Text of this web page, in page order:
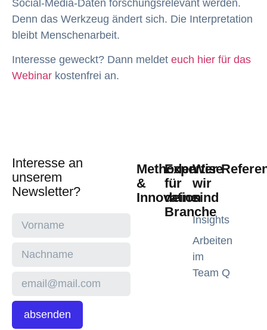
Social-Media-Daten forschungsrelevant werden.
Denn das Werkzeug ändert sich. Die Interpretation
bleibt Menschenarbeit.
Interesse geweckt? Dann meldet euch hier für das
Webinar kostenfrei an.
Interesse an
unserem
Newsletter?
absenden
Methoden
&
Innovation
Expertise
für
deine
Branche
Wer
wir
sind
Insights
Arbeiten
im
Team Q